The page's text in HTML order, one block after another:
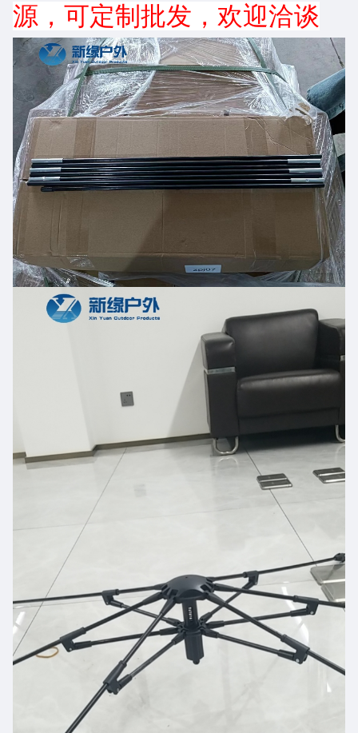
源，可定制批发，欢迎洽谈